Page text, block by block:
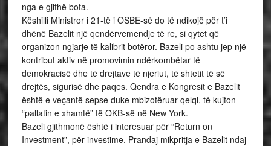
nga e gjithë bota.
Këshilli Ministror i 21-të i OSBE-së do të ndikojë për t’i
dhënë Bazelit një qendërvemendje të re, si qytet që
organizon ngjarje të kalibrit botëror. Bazeli po ashtu jep një
kontribut aktiv në promovimin ndërkombëtar të
demokracisë dhe të drejtave të njeriut, të shtetit të së
drejtës, sigurisë dhe paqes. Qendra e Kongresit e Bazelit
është e veçantë sepse duke mbizotëruar qelqi, të kujton
“pallatin e xhamtë” të OKB-së në New York.
Bazeli gjithmonë është i interesuar për “Return on
Investment”, për investime. Prandaj mikpritja e Bazelit ndaj